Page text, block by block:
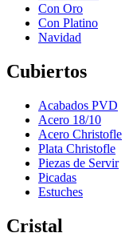
Con Oro
Con Platino
Navidad
Cubiertos
Acabados PVD
Acero 18/10
Acero Christofle
Plata Christofle
Piezas de Servir
Picadas
Estuches
Cristal